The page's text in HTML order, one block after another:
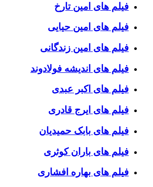
فیلم های امین تارخ
فیلم های امین حیایی
فیلم های امین زندگانی
فیلم های اندیشه فولادوند
فیلم های اکبر عبدی
فیلم های ایرج قادری
فیلم های بابک حمیدیان
فیلم های باران کوثری
فیلم های بهاره افشاری